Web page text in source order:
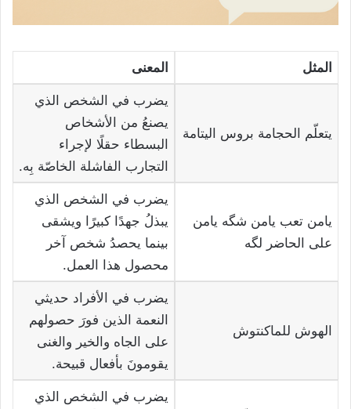
المثل المعنى
يتعلّم الحجامة بروس اليتامة
يضرب في الشخص الذي
يصنعُ من الأشخاص
البسطاء حقلًا لإجراء
التجارب الفاشلة الخاصّة بِه.
يامن تعب يامن شگه يامن
على الحاضر لگه
يضرب في الشخص الذي
يبذلُ جهدًا كبيرًا ويشقى
بينما يحصدُ شخص آخر
محصول هذا العمل.
الهوش للماكنتوش
يضرب في الأفراد حديثي
النعمة الذين فورَ حصولهم
على الجاه والخير والغنى
يقومونَ بأفعال قبيحة.
يضرب في الشخص الذي